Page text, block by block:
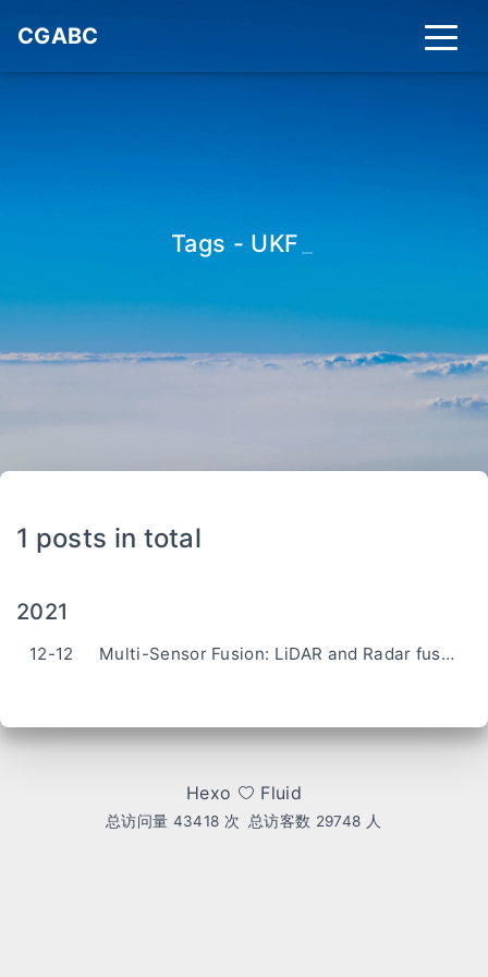
CGABC
Tags - UKF
1 posts in total
2021
12-12 Multi-Sensor Fusion: LiDAR and Radar fusion based on UKF
Hexo Fluid
总访问量 43418 次 总访客数 29748 人